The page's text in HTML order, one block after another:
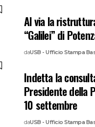
Al via la
“Galilei” di
daUSB - Ufficio Stampa
Indetta la
Presidente della
10 settembre
daUSB - Ufficio Stampa